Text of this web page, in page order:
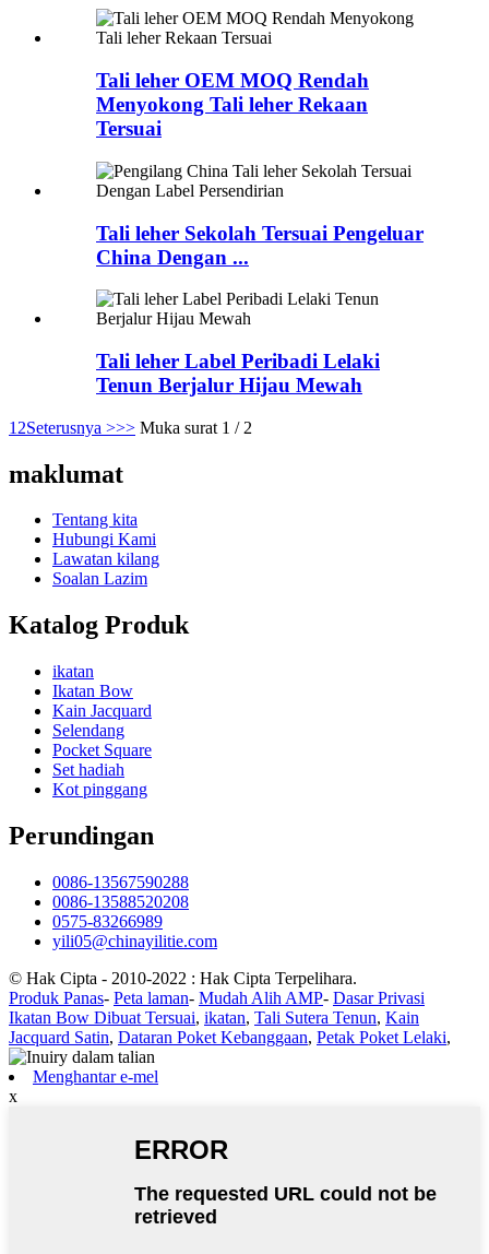
Tali leher OEM MOQ Rendah
Menyokong Tali leher Rekaan
Tersuai
Tali leher Sekolah Tersuai Pengeluar
China Dengan ...
Tali leher Label Peribadi Lelaki
Tenun Berjalur Hijau Mewah
1 2Seterusnya >>> Muka surat 1 / 2
maklumat
Tentang kita
Hubungi Kami
Lawatan kilang
Soalan Lazim
Katalog Produk
ikatan
Ikatan Bow
Kain Jacquard
Selendang
Pocket Square
Set hadiah
Kot pinggang
Perundingan
0086-13567590288
0086-13588520208
0575-83266989
yili05@chinayilitie.com
© Hak Cipta - 2010-2022 : Hak Cipta Terpelihara.
Produk Panas- Peta laman- Mudah Alih AMP- Dasar Privasi
Ikatan Bow Dibuat Tersuai, ikatan, Tali Sutera Tenun, Kain
Jacquard Satin, Dataran Poket Kebanggaan, Petak Poket Lelaki,
Menghantar e-mel
x